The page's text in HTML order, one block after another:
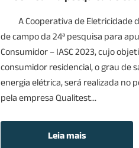
A Cooperativa de Eletricidade de
de campo da 24ª pesquisa para
Consumidor – IASC 2023, cujo
consumidor residencial, o grau de
energia elétrica, será realizada no
pela empresa Qualitest...
Leia mais